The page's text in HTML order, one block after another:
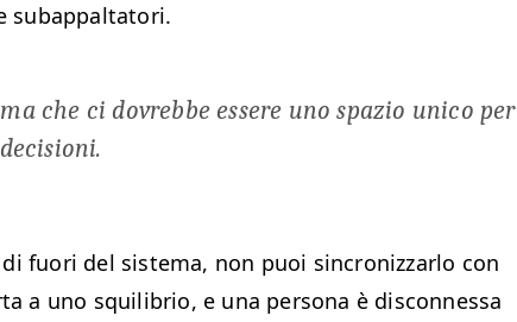
subappaltatori.
che ci dovrebbe essere uno spazio uni­co per
fuori del sis­tema, non puoi sin­croniz­zar­lo con
a uno squilib­rio, e una per­sona è dis­con­nes­sa